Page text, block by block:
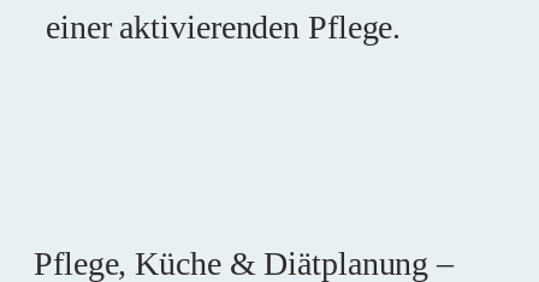
einer aktivierenden Pflege.
Pflege, Küche & Diätplanung –